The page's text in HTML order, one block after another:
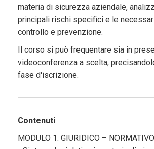
materia di sicurezza aziendale,
principali rischi specifici e le
controllo e prevenzione.
Il corso si può frequentare sia in
videoconferenza a scelta,
fase d'iscrizione.
Contenuti
MODULO 1. GIURIDICO –